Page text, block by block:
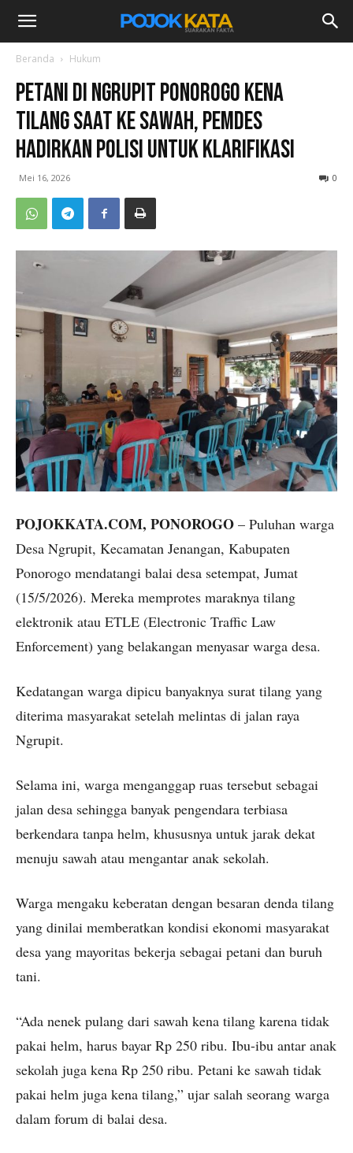
Beranda Hukum
Petani di Ngrupit Ponorogo Kena
Tilang Saat ke Sawah, Pemdes
Hadirkan Polisi untuk Klarifikasi
Mei 16, 2026 0
POJOKKATA.COM, PONOROGO – Puluhan warga
Desa Ngrupit, Kecamatan Jenangan, Kabupaten
Ponorogo mendatangi balai desa setempat, Jumat
(15/5/2026). Mereka memprotes maraknya tilang
elektronik atau ETLE (Electronic Traffic Law
Enforcement) yang belakangan menyasar warga desa.
Kedatangan warga dipicu banyaknya surat tilang yang
diterima masyarakat setelah melintas di jalan raya
Ngrupit.
Selama ini, warga menganggap ruas tersebut sebagai
jalan desa sehingga banyak pengendara terbiasa
berkendara tanpa helm, khususnya untuk jarak dekat
menuju sawah atau mengantar anak sekolah.
Warga mengaku keberatan dengan besaran denda tilang
yang dinilai memberatkan kondisi ekonomi masyarakat
desa yang mayoritas bekerja sebagai petani dan buruh
tani.
“Ada nenek pulang dari sawah kena tilang karena tidak
pakai helm, harus bayar Rp 250 ribu. Ibu-ibu antar anak
sekolah juga kena Rp 250 ribu. Petani ke sawah tidak
pakai helm juga kena tilang,” ujar salah seorang warga
dalam forum di balai desa.